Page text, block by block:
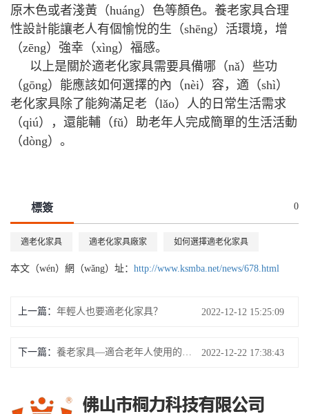
原木色或者淺黃（huáng）色等顏色。養老家具合理
性設計能讓老人有個愉悅的生（shēng）活環境，增
（zēng）強幸（xìng）福感。
以上是關於適老化家具需要具備哪（nǎ）些功
（gōng）能應該如何選擇的內（nèi）容，適（shì）
老化家具除了能夠滿足老（lǎo）人的日常生活需求
（qiú），還能輔（fǔ）助老年人完成簡單的生活活動
（dòng）。
標簽 0
適老化家具 適老化家具廠家 如何選擇適老化家具
本文（wén）網（wǎng）址： http://www.ksmba.net/news/678.html
上一篇： 年輕人也要適老化家具？ 2022-12-12 15:25:09
下一篇： 養老家具—適合老年人使用的家具（jù） 2022-12-22 17:38:43